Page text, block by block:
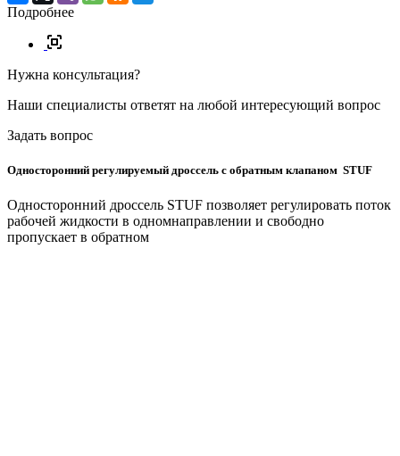
Подробнее
Нужна консультация?
Наши специалисты ответят на любой интересующий вопрос
Задать вопрос
Односторонний регулируемый дроссель с обратным клапаном STUF
Односторонний дроссель STUF позволяет регулировать поток
рабочей жидкости в одномнаправлении и свободно
пропускает в обратном